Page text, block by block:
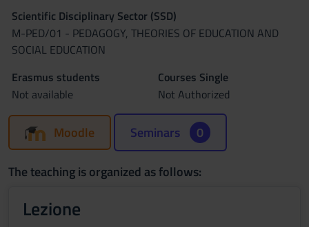
Scientific Disciplinary Sector (SSD)
M-PED/01 - PEDAGOGY, THEORIES OF EDUCATION AND
SOCIAL EDUCATION
Erasmus students
Not available
Courses Single
Not Authorized
Moodle Seminars 0
The teaching is organized as follows:
Lezione